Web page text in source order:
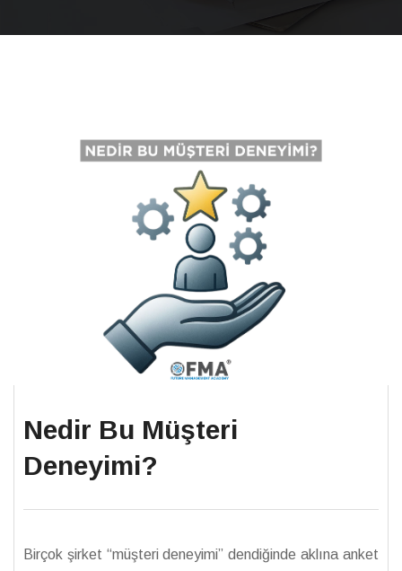
Nedir Bu Müşteri
Deneyimi?
Birçok şirket “müşteri deneyimi” dendiğinde aklına anket